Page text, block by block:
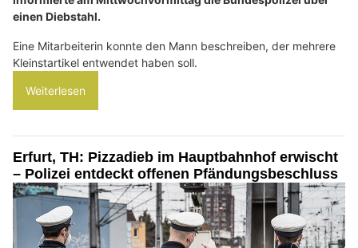
einen Diebstahl.
Eine Mitarbeiterin konnte den Mann beschreiben, der mehrere
Kleinstartikel entwendet haben soll.
Weiterlesen
Erfurt, TH: Pizzadieb im Hauptbahnhof erwischt
– Polizei entdeckt offenen Pfändungsbeschluss